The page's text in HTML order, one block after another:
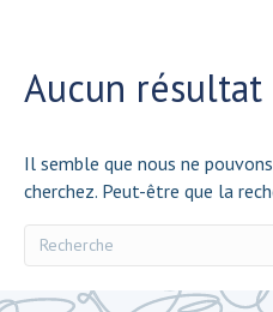
Aucun résultat
Il semble que nous ne
cherchez. Peut-être que la